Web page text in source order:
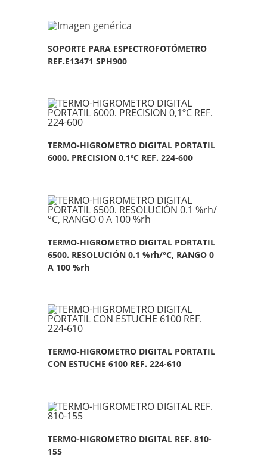
SOPORTE PARA ESPECTROFOTÓMETRO
REF.E13471 SPH900
TERMO-HIGROMETRO DIGITAL PORTATIL
6000. PRECISION 0,1ºC REF. 224-600
TERMO-HIGROMETRO DIGITAL PORTATIL
6500. RESOLUCIÓN 0.1 %rh/°C, RANGO 0
A 100 %rh
TERMO-HIGROMETRO DIGITAL PORTATIL
CON ESTUCHE 6100 REF. 224-610
TERMO-HIGROMETRO DIGITAL REF. 810-
155